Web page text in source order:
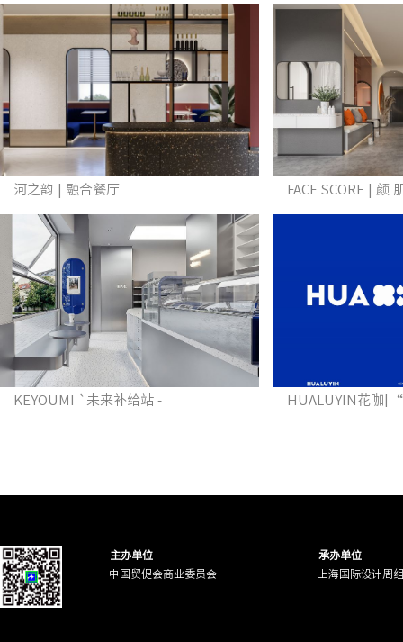
河之韵 | 融合餐厅 FACE SCORE | 颜
KEYOUMI `未来补给站 - HUALUYIN花咖
HMM·韩美美潮流轻医美
主办单位
承办单位
中国贸促会商业委员会
上海国际设计周